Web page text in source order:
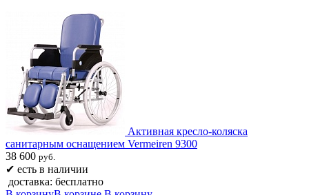
Активная кресло-коляска
санитарным оснащением Vermeiren 9300
38 600 руб.
✔ есть в наличии
доставка: бесплатно